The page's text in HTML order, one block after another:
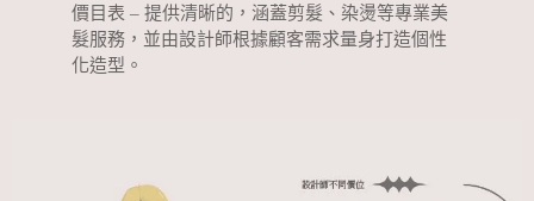
價目表 – 提供清晰的，涵蓋剪髮、染燙等專業美
髮服務，並由設計師根據顧客需求量身打造個性
化造型。